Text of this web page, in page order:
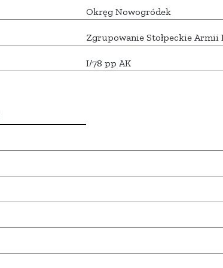
Okręg Nowogródek
Zgrupowanie Stołpeckie Armii
I/78 pp AK